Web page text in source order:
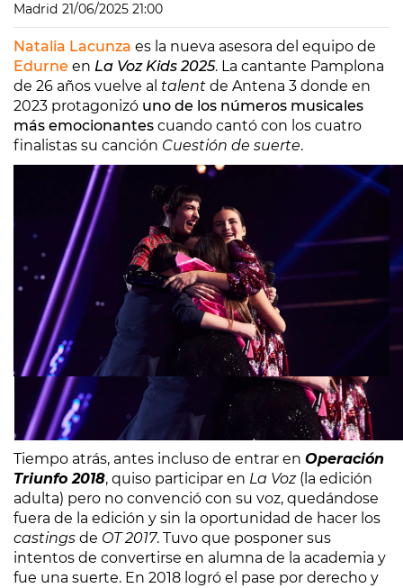
Madrid 21/06/2025 21:00
Natalia Lacunza es la nueva asesora del equipo de
Edurne en La Voz Kids 2025. La cantante Pamplona
de 26 años vuelve al talent de Antena 3 donde en
2023 protagonizó uno de los números musicales
más emocionantes cuando cantó con los cuatro
finalistas su canción Cuestión de suerte.
Tiempo atrás, antes incluso de entrar en Operación
Triunfo 2018, quiso participar en La Voz(la edición
adulta) pero no convenció con su voz, quedándose
fuera de la edición y sin la oportunidad de hacer los
castings de OT 2017. Tuvo que posponer sus
intentos de convertirse en alumna de la academia y
fue una suerte. En 2018 logró el pase por derecho y